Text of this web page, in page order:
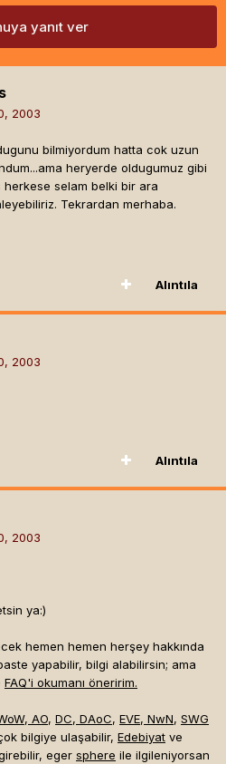
yanıt ver
2003
bilmiyordum hatta cok uzun
heryerde oldugumuz gibi
selam belki bir ara
Tekrardan merhaba.
Alıntıla
2003
Alıntıla
2003
ya:)
hemen hemen herşey hakkında
yapabilir, bilgi alabilirsin; ama
FAQ'i okumanı öneririm.
, AO, DC, DAoC, EVE, NwN, SWG
bilgiye ulaşabilir, Edebiyat ve
eger sphere ile ilgileniyorsan